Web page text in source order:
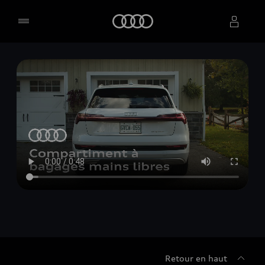
Sélectionner un concessionnaire
Retour en haut